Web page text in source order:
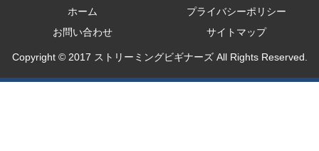
ホーム
プライバシーポリシー
お問い合わせ
サイトマップ
Copyright © 2017 ストリーミングビギナーズ All Rights Reserved.